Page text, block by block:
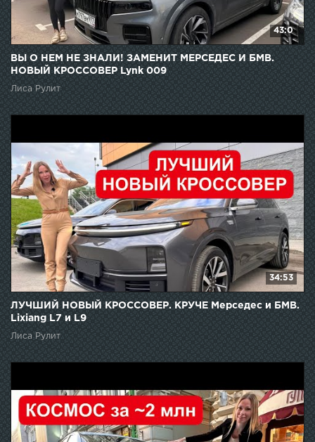
43:0
ВЫ О НЕМ НЕ ЗНАЛИ! ЗАМЕНИТ МЕРСЕДЕС И БМВ.
НОВЫЙ КРОССОВЕР Lynk 009
Лиса Рулит
34:53
ЛУЧШИЙ НОВЫЙ КРОССОВЕР. КРУЧЕ Мерседес и БМВ.
Lixiang L7 и L9
Лиса Рулит